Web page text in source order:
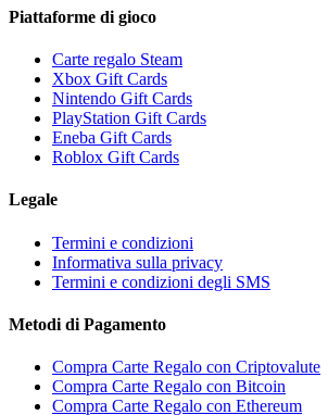
Piattaforme di gioco
Carte regalo Steam
Xbox Gift Cards
Nintendo Gift Cards
PlayStation Gift Cards
Eneba Gift Cards
Roblox Gift Cards
Legale
Termini e condizioni
Informativa sulla privacy
Termini e condizioni degli SMS
Metodi di Pagamento
Compra Carte Regalo con Criptovalute
Compra Carte Regalo con Bitcoin
Compra Carte Regalo con Ethereum